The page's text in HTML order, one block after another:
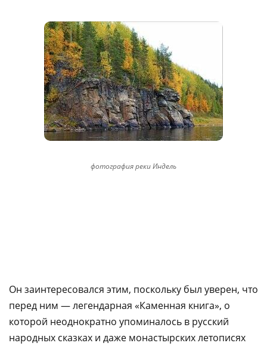
фотография реки Индель
Он заинтересовался этим, поскольку был уверен, что
перед ним — легендарная «Каменная книга», о
которой неоднократно упоминалось в русский
народных сказках и даже монастырских летописях